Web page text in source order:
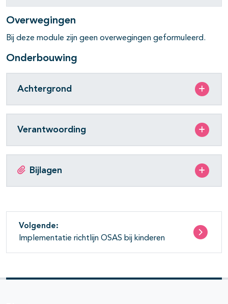
Overwegingen
Bij deze module zijn geen overwegingen geformuleerd.
Onderbouwing
Achtergrond
Verantwoording
Bijlagen
Volgende:
Implementatie richtlijn OSAS bij kinderen